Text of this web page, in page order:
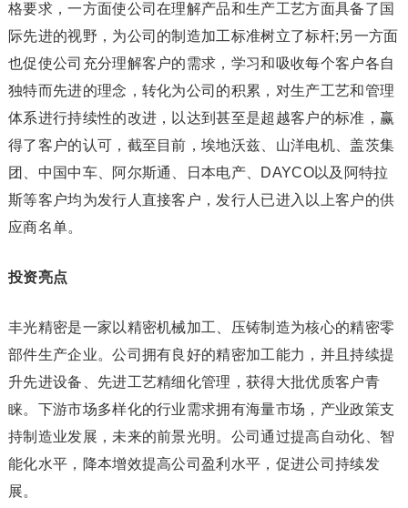
格要求，一方面使公司在理解产品和生产工艺方面具备了国
际先进的视野，为公司的制造加工标准树立了标杆;另一方面
也促使公司充分理解客户的需求，学习和吸收每个客户各自
独特而先进的理念，转化为公司的积累，对生产工艺和管理
体系进行持续性的改进，以达到甚至是超越客户的标准，赢
得了客户的认可，截至目前，埃地沃兹、山洋电机、盖茨集
团、中国中车、阿尔斯通、日本电产、DAYCO以及阿特拉
斯等客户均为发行人直接客户，发行人已进入以上客户的供
应商名单。
投资亮点
丰光精密是一家以精密机械加工、压铸制造为核心的精密零
部件生产企业。公司拥有良好的精密加工能力，并且持续提
升先进设备、先进工艺精细化管理，获得大批优质客户青
睐。下游市场多样化的行业需求拥有海量市场，产业政策支
持制造业发展，未来的前景光明。公司通过提高自动化、智
能化水平，降本增效提高公司盈利水平，促进公司持续发
展。